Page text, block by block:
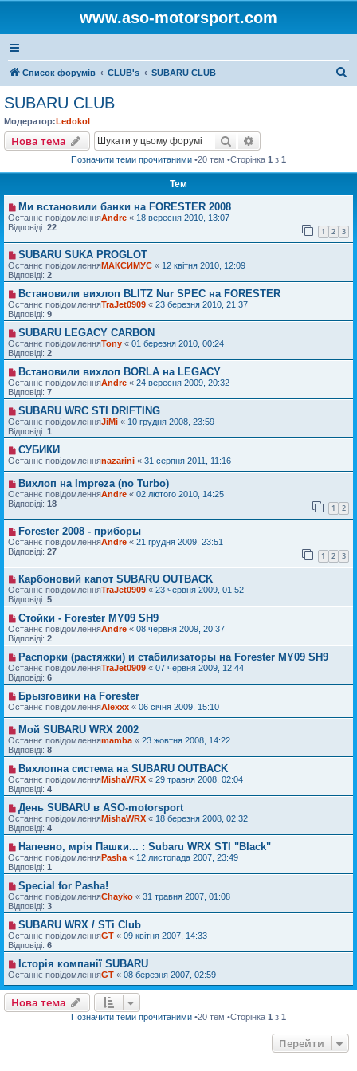
www.aso-motorsport.com
Список форумів CLUB's SUBARU CLUB
SUBARU CLUB
Модератор:Ledokol
Нова тема Пошук
Позначити теми прочитаними •20 тем •Сторінка 1 з 1
Тем
Ми встановили банки на FORESTER 2008
Останнє повідомленняAndre « 18 вересня 2010, 13:07
Відповіді: 22 1 2 3
SUBARU SUKA PROGLOT
Останнє повідомленняМАКСИМУС « 12 квітня 2010, 12:09
Відповіді: 2
Встановили вихлоп BLITZ Nur SPEC на FORESTER
Останнє повідомленняTraJet0909 « 23 березня 2010, 21:37
Відповіді: 9
SUBARU LEGACY CARBON
Останнє повідомленняTony « 01 березня 2010, 00:24
Відповіді: 2
Встановили вихлоп BORLA на LEGACY
Останнє повідомленняAndre « 24 вересня 2009, 20:32
Відповіді: 7
SUBARU WRC STI DRIFTING
Останнє повідомленняJiMi « 10 грудня 2008, 23:59
Відповіді: 1
СУБИКИ
Останнє повідомленняnazarini « 31 серпня 2011, 11:16
Вихлоп на Impreza (no Turbo)
Останнє повідомленняAndre « 02 лютого 2010, 14:25
Відповіді: 18 1 2
Forester 2008 - приборы
Останнє повідомленняAndre « 21 грудня 2009, 23:51
Відповіді: 27 1 2 3
Карбоновий капот SUBARU OUTBACK
Останнє повідомленняTraJet0909 « 23 червня 2009, 01:52
Відповіді: 5
Стойки - Forester MY09 SH9
Останнє повідомленняAndre « 08 червня 2009, 20:37
Відповіді: 2
Распорки (растяжки) и стабилизаторы на Forester MY09 SH9
Останнє повідомленняTraJet0909 « 07 червня 2009, 12:44
Відповіді: 6
Брызговики на Forester
Останнє повідомленняAlexxx « 06 січня 2009, 15:10
Мой SUBARU WRX 2002
Останнє повідомленняmamba « 23 жовтня 2008, 14:22
Відповіді: 8
Вихлопна система на SUBARU OUTBACK
Останнє повідомленняMishaWRX « 29 травня 2008, 02:04
Відповіді: 4
День SUBARU в ASO-motorsport
Останнє повідомленняMishaWRX « 18 березня 2008, 02:32
Відповіді: 4
Напевно, мрія Пашки... : Subaru WRX STI "Black"
Останнє повідомленняPasha « 12 листопада 2007, 23:49
Відповіді: 1
Special for Pasha!
Останнє повідомленняChayko « 31 травня 2007, 01:08
Відповіді: 3
SUBARU WRX / STi Club
Останнє повідомленняGT « 09 квітня 2007, 14:33
Відповіді: 6
Історія компанії SUBARU
Останнє повідомленняGT « 08 березня 2007, 02:59
Нова тема
Позначити теми прочитаними •20 тем •Сторінка 1 з 1
Перейти